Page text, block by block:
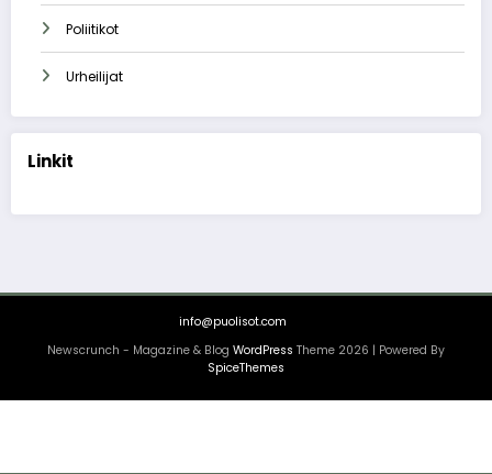
Poliitikot
Urheilijat
Linkit
info@puolisot.com
Newscrunch - Magazine & Blog WordPress Theme 2026 | Powered By
SpiceThemes